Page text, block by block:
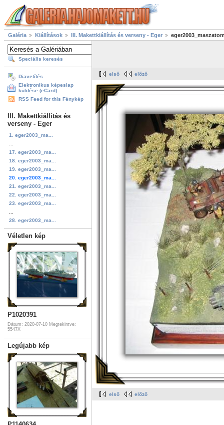
Galéria Kiállítások III. Makettkiállítás és verseny - Eger
Speciális keresés
Diavetítés
Elektronikus képeslap
küldése (eCard)
RSS Feed for this Fénykép
III. Makettkiállítás és
verseny - Eger
1. eger2003_ma...
17. eger2003_ma...
18. eger2003_ma...
19. eger2003_ma...
20. eger2003_ma...
21. eger2003_ma...
22. eger2003_ma...
23. eger2003_ma...
28. eger2003_ma...
Véletlen kép
P1020391
Dátum: 2020-07-10 Megtekintve:
5547X
Legújabb kép
első előző
első előző